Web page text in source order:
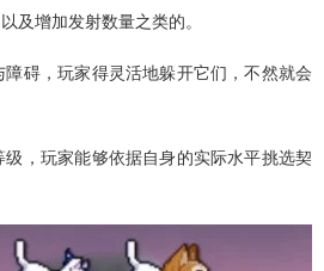
及增加发射数量之类的。
碍，玩家得灵活地躲开它们，不然就会
，玩家能够依据自身的实际水平挑选契